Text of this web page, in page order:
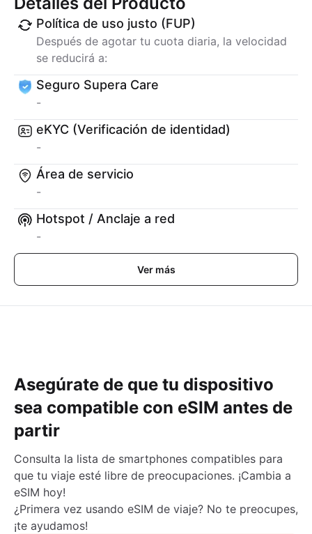
Política de uso justo (FUP)
Después de agotar tu cuota diaria, la velocidad
se reducirá a:
Seguro Supera Care
-
eKYC (Verificación de identidad)
-
Área de servicio
-
Hotspot / Anclaje a red
-
Ver más
Asegúrate de que tu dispositivo
sea compatible con eSIM antes de
partir
Consulta la lista de smartphones compatibles para
que tu viaje esté libre de preocupaciones. ¡Cambia a
eSIM hoy!
¿Primera vez usando eSIM de viaje? No te preocupes,
¡te ayudamos!